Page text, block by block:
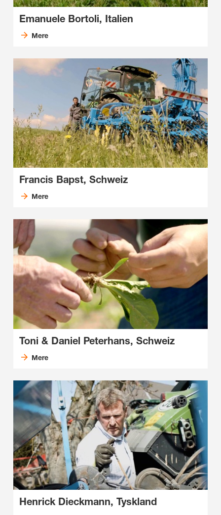
Emanuele Bortoli, Italien
Mere
Francis Bapst, Schweiz
Mere
Toni & Daniel Peterhans, Schweiz
Mere
Henrick Dieckmann, Tyskland